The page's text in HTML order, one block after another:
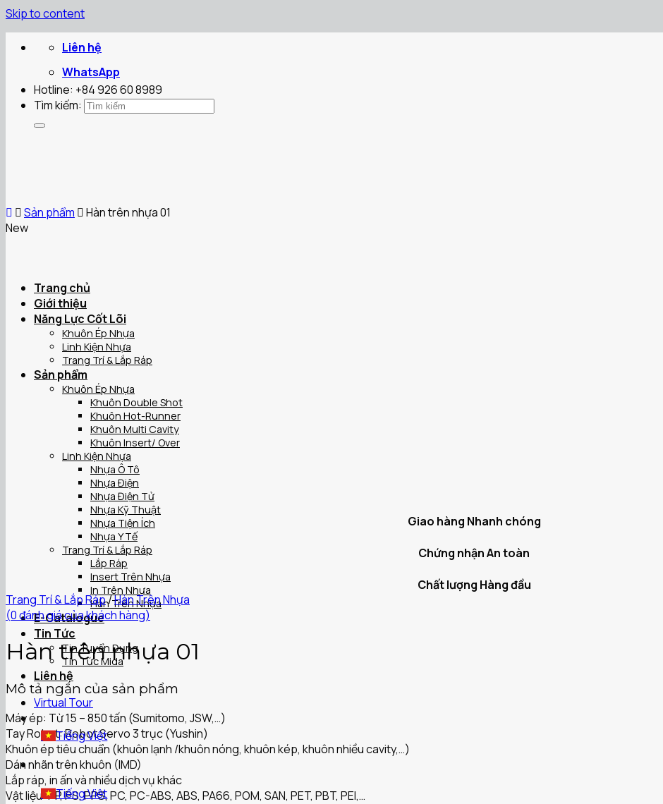
Skip to content
Liên hệ
WhatsApp
Hotline: +84 926 60 8989
Tìm kiếm:
Trang chủ
Giới thiệu
Năng Lực Cốt Lõi
Khuôn Ép Nhựa
Linh Kiện Nhựa
Trang Trí & Lắp Ráp
Sản phẩm
Khuôn Ép Nhựa
Khuôn Double Shot
Khuôn Hot-Runner
Khuôn Multi Cavity
Khuôn Insert/ Over
Linh Kiện Nhựa
Nhựa Ô Tô
Nhựa Điện
Nhựa Điện Tử
Nhựa Kỹ Thuật
Nhựa Tiện Ích
Nhựa Y Tế
Trang Trí & Lắp Ráp
Lắp Ráp
Insert Trên Nhựa
In Trên Nhựa
Hàn Trên Nhựa
E-Catalogue
Tin Tức
Tin Tuyển Dụng
Tin Tức Mida
Liên hệ
Virtual Tour
Tiếng Việt
Tiếng Việt
Sản phẩm
Hàn trên nhựa 01
New
Giao hàng Nhanh chóng
Chứng nhận An toàn
Chất lượng Hàng đầu
Trang Trí & Lắp Ráp/Hàn Trên Nhựa
(0đánh giá của khách hàng)
Hàn trên nhựa 01
Mô tả ngắn của sản phẩm
Máy ép: Từ 15 – 850 tấn (Sumitomo, JSW,…)
Tay Robot: Robot Servo 3 trục (Yushin)
Khuôn ép tiêu chuẩn (khuôn lạnh /khuôn nóng, khuôn kép, khuôn nhiều cavity,…)
Dán nhãn trên khuôn (IMD)
Lắp ráp, in ấn và nhiều dịch vụ khác
Vật liệu: PP, PS, PPS, PC, PC-ABS, ABS, PA66, POM, SAN, PET, PBT, PEI,…